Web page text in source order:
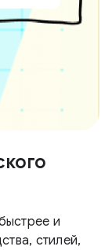
и
стилей,